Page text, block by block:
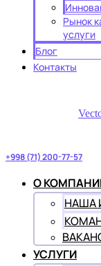
Рынок
услуги
Блог
Контакты
+998 (71) 200-77-57
О
НАША
УСЛУГИ